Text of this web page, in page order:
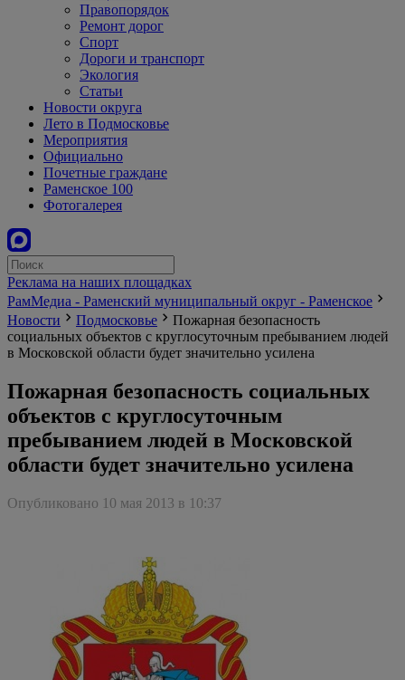
Правопорядок
Ремонт дорог
Спорт
Дороги и транспорт
Экология
Статьи
Новости округа
Лето в Подмосковье
Мероприятия
Официально
Почетные граждане
Раменское 100
Фотогалерея
Реклама на наших площадках
РамМедиа - Раменский муниципальный округ - Раменское
Новости
Подмосковье
Пожарная безопасность
социальных объектов с круглосуточным пребыванием людей
в Московской области будет значительно усилена
Пожарная безопасность социальных
объектов с круглосуточным
пребыванием людей в Московской
области будет значительно усилена
Опубликовано 10 мая 2013 в 10:37